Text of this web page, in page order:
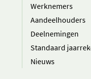
Werknemers
Aandeelhouders
Deelnemingen
Standaard
Nieuws